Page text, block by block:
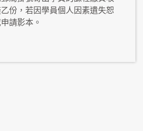
份，若因學員個人因素遺失恕
請影本。